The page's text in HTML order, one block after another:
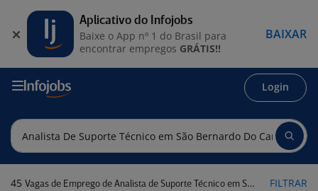
Login
45 Vagas de Emprego de Analista de Suporte Técnico em São Bernardo do Campo - SP FILTRAR
Aplicativo do Infojobs
Baixe o App nº 1 do Brasil para
encontrar empregos GRÁTIS!!
BAIXAR